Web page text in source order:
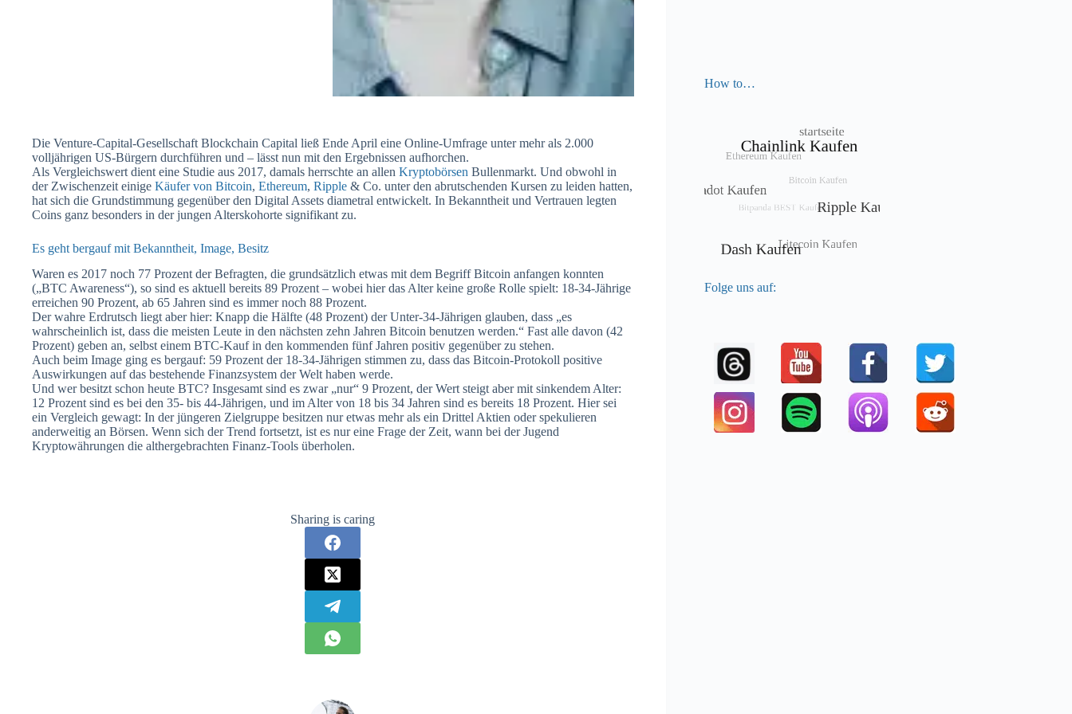
Die Venture-Capital-Gesellschaft Blockchain Capital ließ Ende April eine Online-Umfrage unter mehr als 2.000
volljährigen US-Bürgern durchführen und – lässt nun mit den Ergebnissen aufhorchen.
Als Vergleichswert dient eine Studie aus 2017, damals herrschte an allen Kryptobörsen Bullenmarkt. Und obwohl in
der Zwischenzeit einige Käufer von Bitcoin, Ethereum, Ripple & Co. unter den abrutschenden Kursen zu leiden hatten,
hat sich die Grundstimmung gegenüber den Digital Assets diametral entwickelt. In Bekanntheit und Vertrauen legten
Coins ganz besonders in der jungen Alterskohorte signifikant zu.
Es geht bergauf mit Bekanntheit, Image, Besitz
Waren es 2017 noch 77 Prozent der Befragten, die grundsätzlich etwas mit dem Begriff Bitcoin anfangen konnten
(„BTC Awareness“), so sind es aktuell bereits 89 Prozent – wobei hier das Alter keine große Rolle spielt: 18-34-Jährige
erreichen 90 Prozent, ab 65 Jahren sind es immer noch 88 Prozent.
Der wahre Erdrutsch liegt aber hier: Knapp die Hälfte (48 Prozent) der Unter-34-Jährigen glauben, dass „es
wahrscheinlich ist, dass die meisten Leute in den nächsten zehn Jahren Bitcoin benutzen werden.“ Fast alle davon (42
Prozent) geben an, selbst einem BTC-Kauf in den kommenden fünf Jahren positiv gegenüber zu stehen.
Auch beim Image ging es bergauf: 59 Prozent der 18-34-Jährigen stimmen zu, dass das Bitcoin-Protokoll positive
Auswirkungen auf das bestehende Finanzsystem der Welt haben werde.
Und wer besitzt schon heute BTC? Insgesamt sind es zwar „nur“ 9 Prozent, der Wert steigt aber mit sinkendem Alter:
12 Prozent sind es bei den 35- bis 44-Jährigen, und im Alter von 18 bis 34 Jahren sind es bereits 18 Prozent. Hier sei
ein Vergleich gewagt: In der jüngeren Zielgruppe besitzen nur etwas mehr als ein Drittel Aktien oder spekulieren
anderweitig an Börsen. Wenn sich der Trend fortsetzt, ist es nur eine Frage der Zeit, wann bei der Jugend
Kryptowährungen die althergebrachten Finanz-Tools überholen.
Sharing is caring
How to…
Folge uns auf: